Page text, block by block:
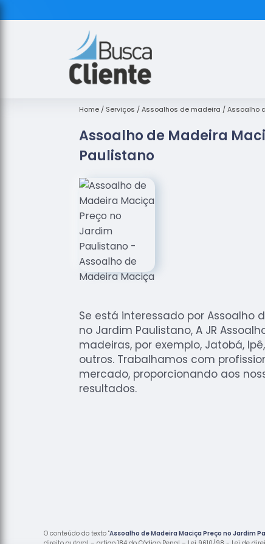
Home Serviços Assoalhos de madeira Assoalho
Assoalho de Madeira
Paulistano
Se está interessado por
no Jardim Paulistano, A JR
madeiras, por exemplo, Jatobá,
outros. Trabalhamos com
mercado, proporcionando aos
resultados.
O conteúdo do texto "Assoalho de Madeira Maciça Preço no Jardim